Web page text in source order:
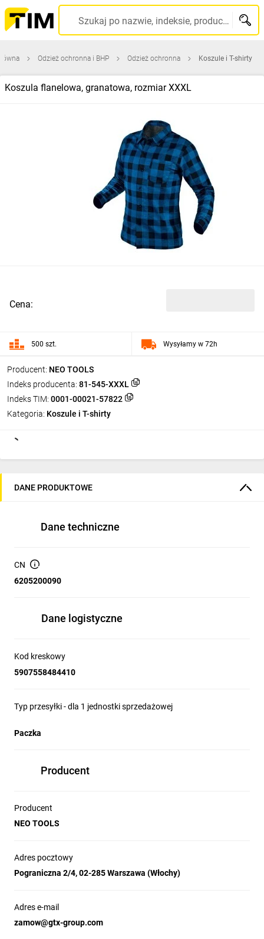
Szukaj po nazwie, indeksie, producencie, kodzie kreskowym...
Odzież ochronna i BHP Odzież ochronna Koszule i T-shirty
Koszula flanelowa, granatowa, rozmiar XXXL
Producent: NEO TOOLS
Indeks producenta: 81-545-XXXL
Indeks TIM: 0001-00021-57822
Kategoria: Koszule i T-shirty
Cena:
500 szt. Wysyłamy w 72h
DANE PRODUKTOWE
Dane techniczne
CN
6205200090
Dane logistyczne
Kod kreskowy
5907558484410
Typ przesyłki - dla 1 jednostki sprzedażowej
Paczka
Producent
Producent
NEO TOOLS
Adres pocztowy
Pograniczna 2/4, 02-285 Warszawa (Włochy)
Adres e-mail
zamow@gtx-group.com